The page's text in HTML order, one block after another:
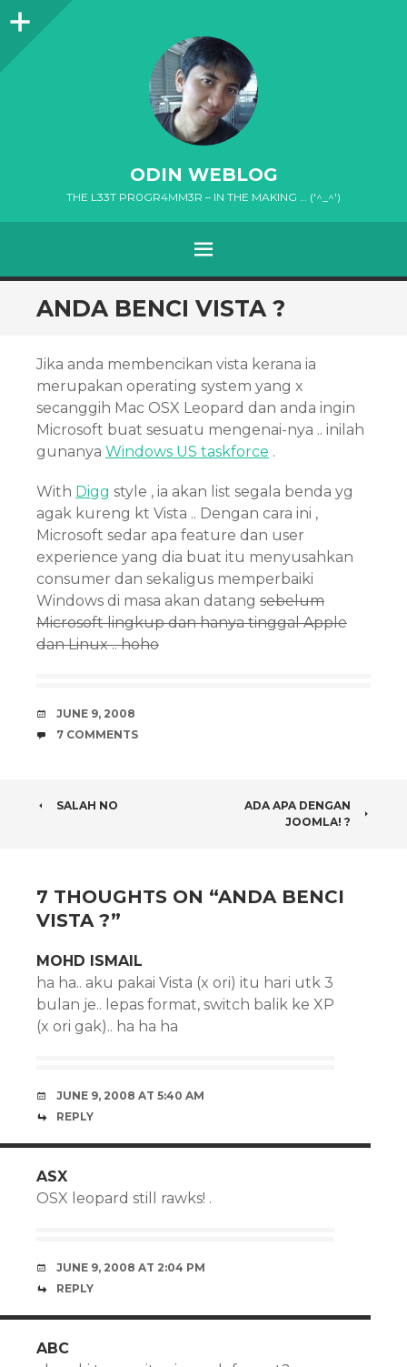
Sidebar
ODIN WEBLOG
THE L33T PR0GR4MM3R – IN THE MAKING … ('^_^')
MENU
SKIP
TO
ANDA BENCI VISTA ?
Jika anda membencikan vista kerana ia
merupakan operating system yang x
secanggih Mac OSX Leopard dan anda ingin
Microsoft buat sesuatu mengenai-nya .. inilah
gunanya Windows US taskforce .
With Digg style , ia akan list segala benda yg
agak kureng kt Vista .. Dengan cara ini ,
Microsoft sedar apa feature dan user
experience yang dia buat itu menyusahkan
consumer dan sekaligus memperbaiki
Windows di masa akan datang sebelum
Microsoft lingkup dan hanya tinggal Apple
dan Linux .. hoho
DATE
JUNE 9, 2008
COMMENTS
7 COMMENTS
POST
SALAH NO
ADA APA DENGAN
JOOMLA! ?
7 THOUGHTS ON “ANDA BENCI
VISTA ?”
MOHD ISMAIL
ha ha.. aku pakai Vista (x ori) itu hari utk 3
bulan je.. lepas format, switch balik ke XP
(x ori gak).. ha ha ha
JUNE 9, 2008 AT 5:40 AM
REPLY
ASX
OSX leopard still rawks! .
JUNE 9, 2008 AT 2:04 PM
REPLY
ABC